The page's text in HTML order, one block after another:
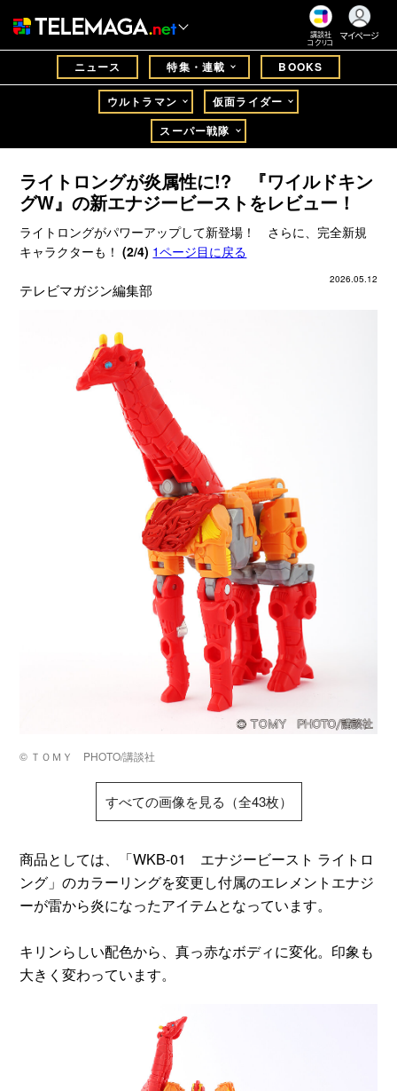
講談社
コクリコ
マイページ
ニュース 特集・連載 BOOKS
ウルトラマン
仮面ライダー
スーパー戦隊
ライトロングが炎属性に!? 『ワイルドキン
グW』の新エナジービーストをレビュー！
ライトロングがパワーアップして新登場！ さらに、完全新規
キャラクターも！(2/4) 1ページ目に戻る
2026.05.12
テレビマガジン編集部
©️ ＴＯＭＹ PHOTO/講談社
すべての画像を見る（全43枚）
商品としては、「WKB-01 エナジービースト ライトロ
ング」のカラーリングを変更し付属のエレメントエナジ
ーが雷から炎になったアイテムとなっています。
キリンらしい配色から、真っ赤なボディに変化。印象も
大きく変わっています。